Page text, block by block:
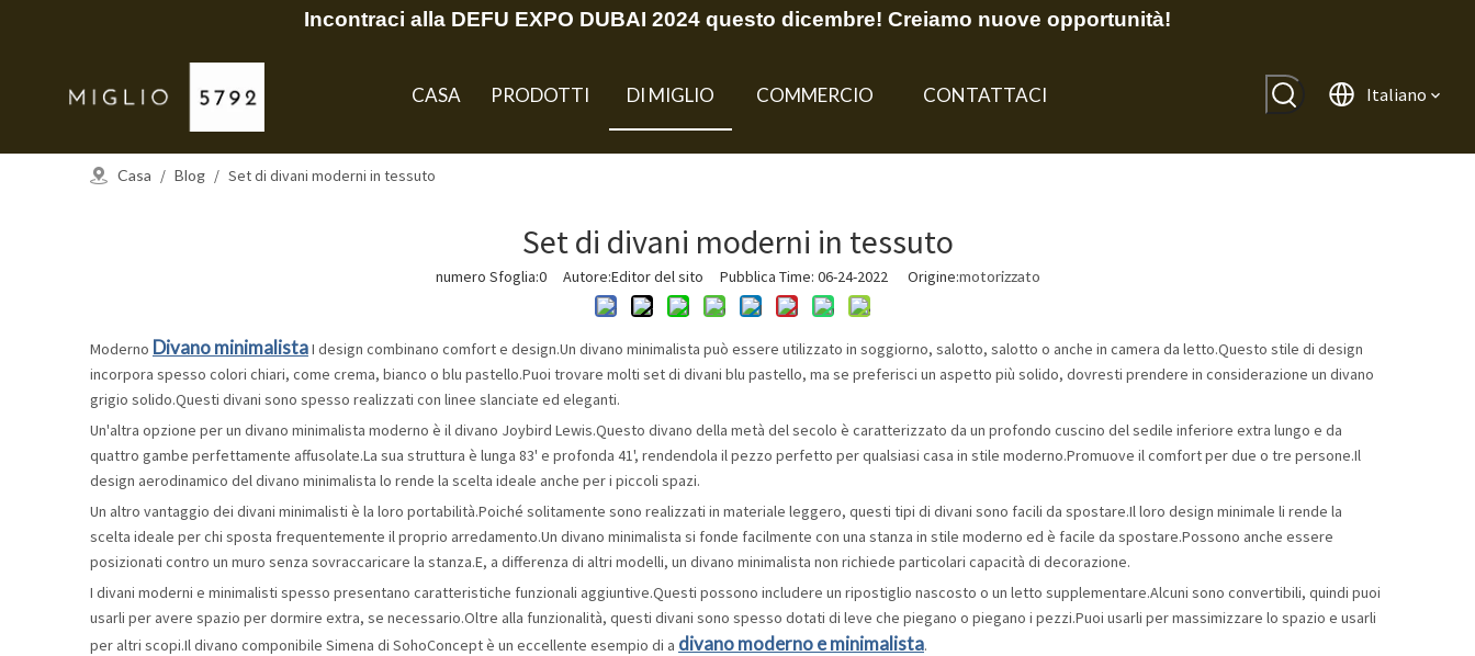
Incontraci alla DEFU EXPO DUBAI 2024 questo dicembre! Creiamo nuove opportunità!
CASA PRODOTTI DI MIGLIO COMMERCIO CONTATTACI Italiano
Casa / Blog / Set di divani moderni in tessuto
Set di divani moderni in tessuto
numero Sfoglia:0Autore:Editor del sito Pubblica Time: 06-24-2022 Origine:motorizzato
Moderno Divano minimalistaI design combinano comfort e design.Un divano minimalista può essere utilizzato in soggiorno, salotto, salotto o anche in camera da letto.Questo stile di design
incorpora spesso colori chiari, come crema, bianco o blu pastello.Puoi trovare molti set di divani blu pastello, ma se preferisci un aspetto più solido, dovresti prendere in considerazione un divano
grigio solido.Questi divani sono spesso realizzati con linee slanciate ed eleganti.
Un'altra opzione per un divano minimalista moderno è il divano Joybird Lewis.Questo divano della metà del secolo è caratterizzato da un profondo cuscino del sedile inferiore extra lungo e da
quattro gambe perfettamente affusolate.La sua struttura è lunga 83' e profonda 41', rendendola il pezzo perfetto per qualsiasi casa in stile moderno.Promuove il comfort per due o tre persone.Il
design aerodinamico del divano minimalista lo rende la scelta ideale anche per i piccoli spazi.
Un altro vantaggio dei divani minimalisti è la loro portabilità.Poiché solitamente sono realizzati in materiale leggero, questi tipi di divani sono facili da spostare.Il loro design minimale li rende la
scelta ideale per chi sposta frequentemente il proprio arredamento.Un divano minimalista si fonde facilmente con una stanza in stile moderno ed è facile da spostare.Possono anche essere
posizionati contro un muro senza sovraccaricare la stanza.E, a differenza di altri modelli, un divano minimalista non richiede particolari capacità di decorazione.
I divani moderni e minimalisti spesso presentano caratteristiche funzionali aggiuntive.Questi possono includere un ripostiglio nascosto o un letto supplementare.Alcuni sono convertibili, quindi puoi
usarli per avere spazio per dormire extra, se necessario.Oltre alla funzionalità, questi divani sono spesso dotati di leve che piegano o piegano i pezzi.Puoi usarli per massimizzare lo spazio e usarli
per altri scopi.Il divano componibile Simena di SohoConcept è un eccellente esempio di a divano moderno e minimalista.